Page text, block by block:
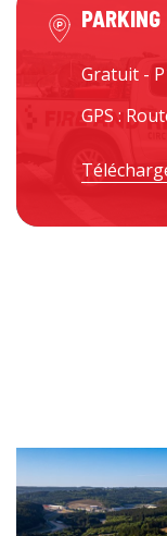
PARKING
Gratuit -
GPS :